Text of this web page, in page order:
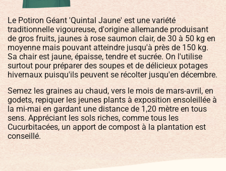
Le Potiron Géant 'Quintal Jaune' est une variété
traditionnelle vigoureuse, d'origine allemande produisant
de gros fruits, jaunes à rose saumon clair, de 30 à 50 kg en
moyenne mais pouvant atteindre jusqu'à près de 150 kg.
Sa chair est jaune, épaisse, tendre et sucrée. On l'utilise
surtout pour préparer des soupes et de délicieux potages
hivernaux puisqu'ils peuvent se récolter jusqu'en décembre.
Semez les graines au chaud, vers le mois de mars-avril, en
godets, repiquer les jeunes plants à exposition ensoleillée à
la mi-mai en gardant une distance de 1,20 mètre en tous
sens. Appréciant les sols riches, comme tous les
Cucurbitacées, un apport de compost à la plantation est
conseillé.